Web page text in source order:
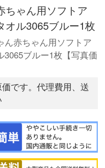
ちゃん用ソフトア
オル3065ブルー1枚
ん赤ちゃん用ソフトア
ブルー1枚【写真価
です。代理費用、送